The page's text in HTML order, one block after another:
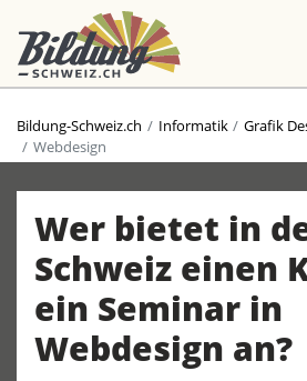
Bildung-Schweiz.ch Informatik
Grafik
Webdesign
Wer bietet in
Schweiz einen
ein Seminar in
Webdesign an?